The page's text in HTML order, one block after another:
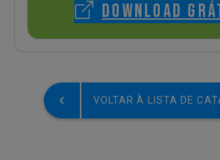
DOWNLOAD
VOLTAR À LISTA DE